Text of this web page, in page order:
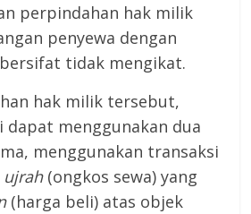
perpindahan hak milik
penyewa dengan
tidak mengikat.
hak milik tersebut,
dapat menggunakan dua
menggunakan transaksi
ujrah(ongkos sewa) yang
(harga beli) atas objek